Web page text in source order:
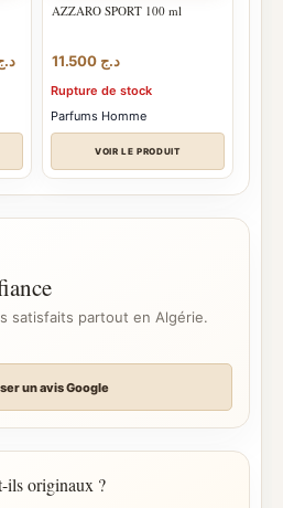
Plage
د.ج 16.500
à
AZZARO SPORT 100 ml
د.ج 11.500
Rupture de stock
Parfums Homme
VOIR LE PRODUIT
satisfaits partout en Algérie.
un avis Google
ils originaux ?